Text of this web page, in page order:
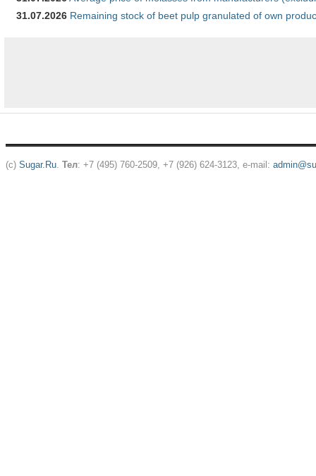
31.07.2026 Remaining stock of beet pulp granulated of own
(c) Sugar.Ru. Тел: +7 (495) 760-2509, +7 (926) 624-3123, e-mail: